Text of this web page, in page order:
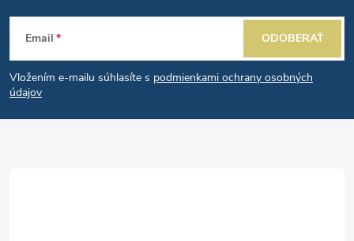
Z
á
p
Email
Vložením e-mailu súhlasíte s podmienkami ochrany osobných
údajov
ODOBERAŤ